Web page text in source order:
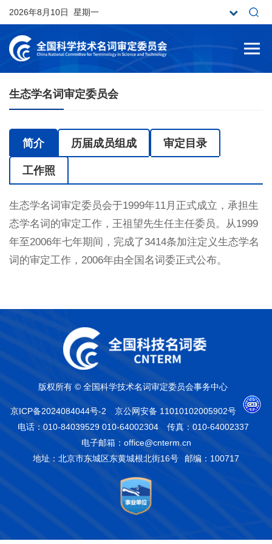
2026年8月10日 星期一
生态学名词审定委员会
简介 历届成员组成 审定目录
工作照
生态学名词审定委员会于1999年11月正式成立，承担生
态学名词的审定工作，王祖望先生任主任委员。从1999
年至2006年七年期间，完成了3414条加注定义生态学名
词的审定工作，2006年由全国名词委正式公布。
版权所有 © 全国科学技术名词审定委员会事务中心
京ICP备2024084044号-2
京公网安备 11010102005902号
电话：010-84039529 010-64002304
传真：010-64002337
电子邮箱：office@cnterm.cn
地址：北京市东城区东黄城根北街16号
邮编：100717